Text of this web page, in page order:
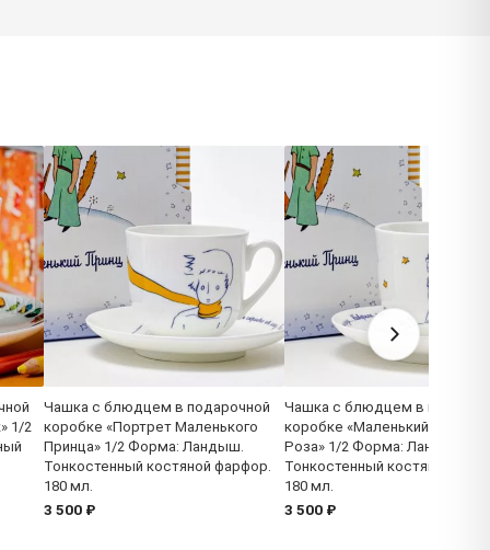
1/2
Чашка с блюдцем в подарочной
коробке «Портрет Маленького
Принца» 1/2 Форма: Ландыш.
Тонкостенный костяной фарфор.
180 мл.
3 500 ₽
Чашка с блюдцем в
коробке «Маленький Принц и
Роза» 1/2 Форма: Ландыш.
Тонкостенный костяной
180 мл.
3 500 ₽